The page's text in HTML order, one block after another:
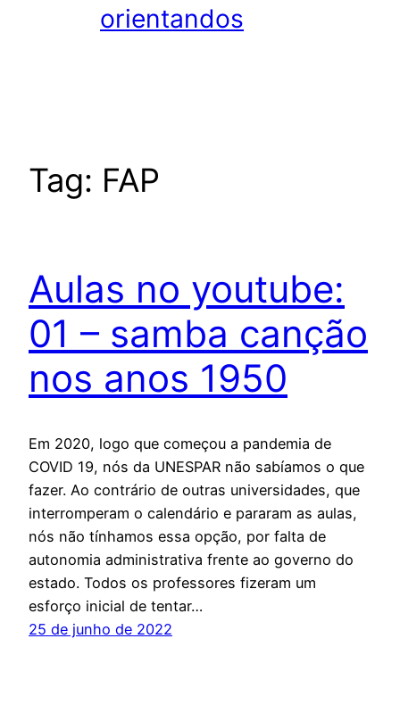
orientandos
Tag: FAP
Aulas no youtube:
01 – samba canção
nos anos 1950
Em 2020, logo que começou a pandemia de
COVID 19, nós da UNESPAR não sabíamos o que
fazer. Ao contrário de outras universidades, que
interromperam o calendário e pararam as aulas,
nós não tínhamos essa opção, por falta de
autonomia administrativa frente ao governo do
estado. Todos os professores fizeram um
esforço inicial de tentar…
25 de junho de 2022